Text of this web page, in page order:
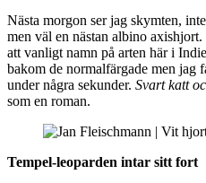
Nästa morgon ser jag skymten,
men väl en nästan albino
att vanligt namn på arten här i
bakom de normalfärgade men jag
under några sekunder. Svart katt
som en roman.
Tempel-leoparden intar sitt fort